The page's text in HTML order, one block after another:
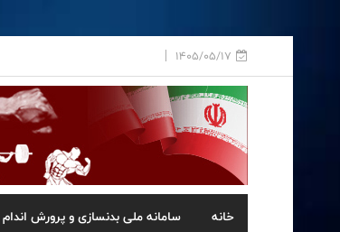
1405/05/17
خانه سامانه ملی بدنسازی و پرورش اندام